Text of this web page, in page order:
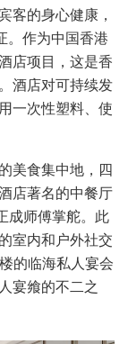
客的身心健康，
。作为中国香港
店项目，这是香
酒店对可持续发
一次性塑料、使
美食集中地，四
店著名的中餐厅
成师傅掌舵。此
室内和户外社交
的临海私人宴会
宴飨的不二之